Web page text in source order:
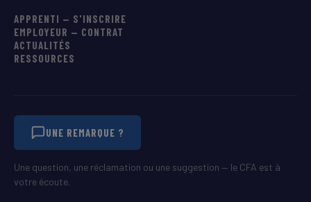
APPRENTI — S'INSCRIRE
EMPLOYEUR — CONTRAT
ACTUALITÉS
RESSOURCES
UNE REMARQUE ?
Une question, une réclamation ou une suggestion — le CFA est à
votre écoute.